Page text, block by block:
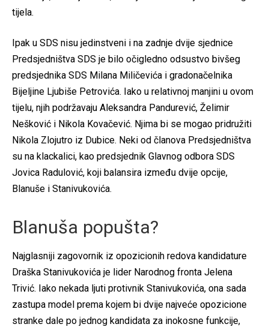
tijela.
Ipak u SDS nisu jedinstveni i na zadnje dvije sjednice
Predsjedništva SDS je bilo očigledno odsustvo bivšeg
predsjednika SDS Milana Miličevića i gradonačelnika
Bijeljine Ljubiše Petrovića. Iako u relativnoj manjini u ovom
tijelu, njih podržavaju Aleksandra Pandurević, Želimir
Nešković i Nikola Kovačević. Njima bi se mogao pridružiti
Nikola Zlojutro iz Dubice. Neki od članova Predsjedništva
su na klackalici, kao predsjednik Glavnog odbora SDS
Jovica Radulović, koji balansira između dvije opcije,
Blanuše i Stanivukovića.
Blanuša popušta?
Najglasniji zagovornik iz opozicionih redova kandidature
Draška Stanivukovića je lider Narodnog fronta Jelena
Trivić. Iako nekada ljuti protivnik Stanivukovića, ona sada
zastupa model prema kojem bi dvije najveće opozicione
stranke dale po jednog kandidata za inokosne funkcije,